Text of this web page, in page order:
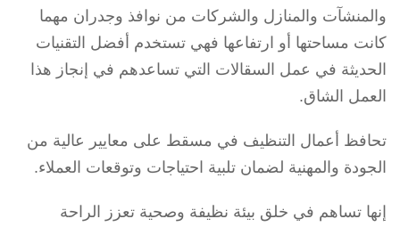
والمنشآت والمنازل والشركات من نوافذ وجدران مهما
كانت مساحتها أو ارتفاعها فهي تستخدم أفضل التقنيات
الحديثة في عمل السقالات التي تساعدهم في إنجاز هذا
العمل الشاق.
تحافظ أعمال التنظيف في مسقط على معايير عالية من
الجودة والمهنية لضمان تلبية احتياجات وتوقعات العملاء.
إنها تساهم في خلق بيئة نظيفة وصحية تعزز الراحة